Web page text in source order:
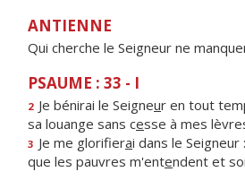
ANTIENNE
Qui cherche le Seigneur ne
PSAUME : 33 - I
2 Je bénirai le Seigneur en tout
sa louange sans cesse à mes
3 Je me glorifierai dans le Seigneur :
que les pauvres m'entendent et